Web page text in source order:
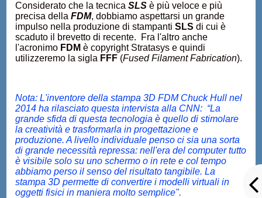
Considerato che la tecnicaSLS è più veloce e più
precisa dellaFDM, dobbiamo aspettarsi un grande
impulso nella produzione di stampantiSLS di cui è
scaduto il brevetto di recente. Fra l'altro anche
l'acronimo FDM è copyright Stratasys e quindi
utilizzeremo la sigla FFF (Fused Filament Fabrication).
Nota: L'inventore della stampa 3D FDM Chuck Hull nel
2014 ha rilasciato questa intervista alla CNN: “La
grande sfida di questa tecnologia è quello di stimolare
la creatività e trasformarla in progettazione e
produzione. A livello individuale penso ci sia una sorta
di grande necessità repressa: nell'era del computer tutto
è visibile solo su uno schermo o in rete e col tempo
abbiamo perso il senso del risultato tangibile. La
stampa 3D permette di convertire i modelli virtuali in
oggetti fisici in maniera molto semplice".